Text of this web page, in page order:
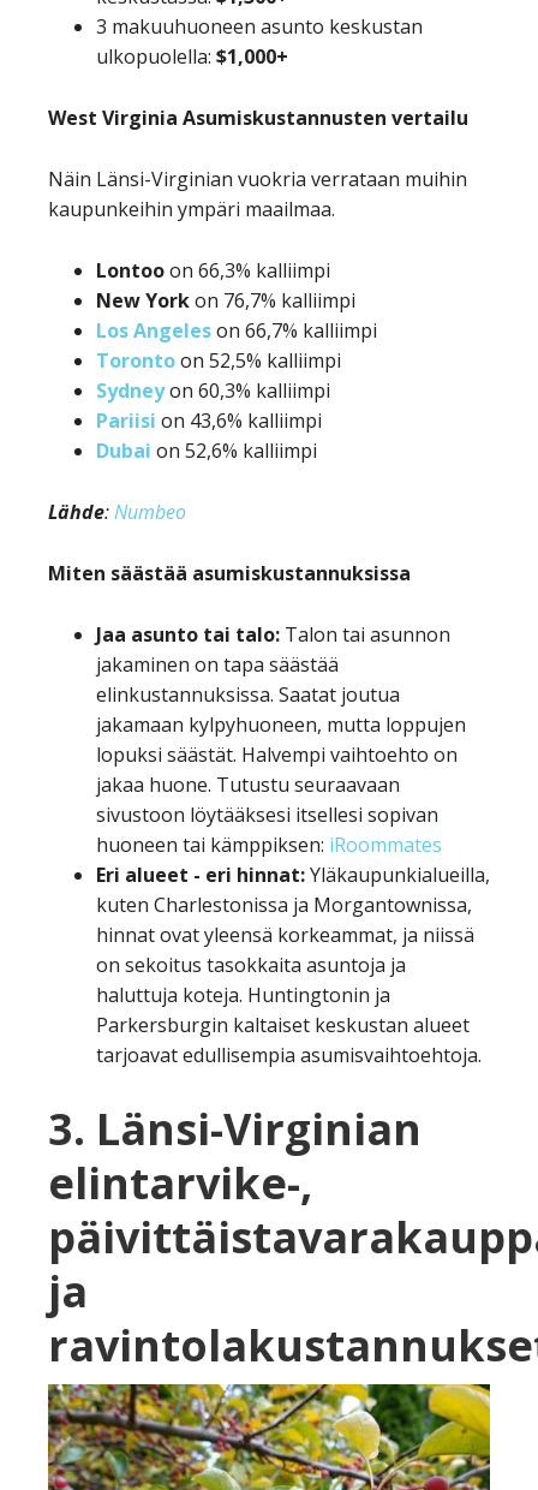
3 makuuhuoneen asunto keskustan
ulkopuolella: $1,000+
West Virginia Asumiskustannusten vertailu
Näin Länsi-Virginian vuokria verrataan muihin
kaupunkeihin ympäri maailmaa.
Lontooon 66,3% kalliimpi
New Yorkon 76,7% kalliimpi
Los Angeleson 66,7% kalliimpi
Torontoon 52,5% kalliimpi
Sydneyon 60,3% kalliimpi
Pariisi on 43,6% kalliimpi
Dubai on 52,6% kalliimpi
Lähde:Numbeo
Miten säästää asumiskustannuksissa
Jaa asunto tai talo: Talon tai asunnon
jakaminen on tapa säästää
elinkustannuksissa. Saatat joutua
jakamaan kylpyhuoneen, mutta loppujen
lopuksi säästät. Halvempi vaihtoehto on
jakaa huone. Tutustu seuraavaan
sivustoon löytääksesi itsellesi sopivan
huoneen tai kämppiksen: iRoommates
Eri alueet - eri hinnat:Yläkaupunkialueilla,
kuten Charlestonissa ja Morgantownissa,
hinnat ovat yleensä korkeammat, ja niissä
on sekoitus tasokkaita asuntoja ja
haluttuja koteja. Huntingtonin ja
Parkersburgin kaltaiset keskustan alueet
tarjoavat edullisempia asumisvaihtoehtoja.
3. Länsi-Virginian
elintarvike-,
ja